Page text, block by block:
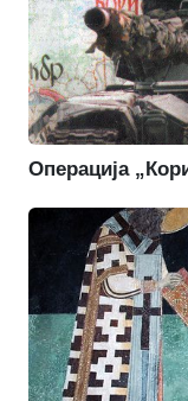
Операција